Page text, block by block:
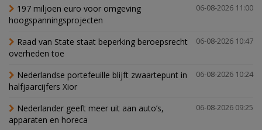
06-08-2026 11:00
197 miljoen euro voor omgeving
hoogspanningsprojecten
06-08-2026 10:47
Raad van State staat beperking beroepsrecht
overheden toe
06-08-2026 10:24
Nederlandse portefeuille blijft zwaartepunt in
halfjaarcijfers Xior
06-08-2026 09:25
Nederlander geeft meer uit aan auto’s,
apparaten en horeca